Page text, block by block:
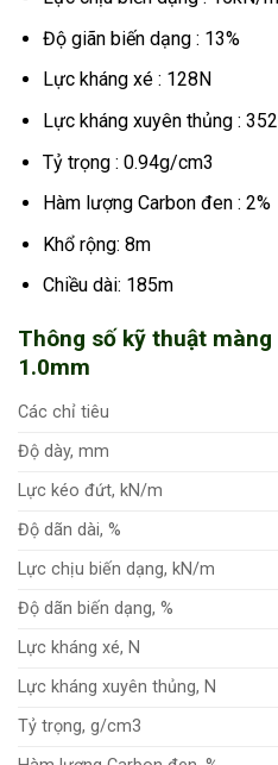
Độ giãn biến dạng : 13%
Lực kháng xé : 128N
Lực kháng xuyên thủng :
Tỷ trọng : 0.94g/cm3
Hàm lượng Carbon đen : 2%
Khổ rộng: 8m
Chiều dài: 185m
Thông số kỹ thuật màng
1.0mm
Các chỉ tiêu
Độ dày, mm
Lực kéo đứt, kN/m
Độ dãn dài, %
Lực chịu biến dạng, kN/m
Độ dãn biến dạng, %
Lực kháng xé, N
Lực kháng xuyên thủng, N
Tỷ trọng, g/cm3